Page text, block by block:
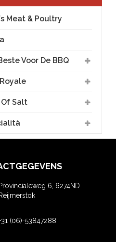
Meat & Poultry
Voor De BBQ
Salt
Provincialeweg 6, 6274ND
Reijmerstok
(06)-53847288